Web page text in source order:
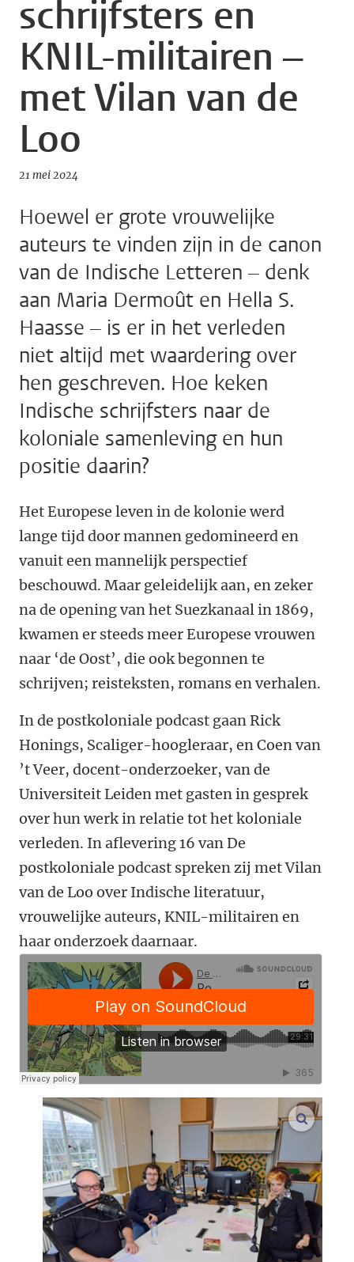
schrijfsters en
KNIL-militairen –
met Vilan van de
Loo
21 mei 2024
Hoewel er grote vrouwelijke
auteurs te vinden zijn in de canon
van de Indische Letteren – denk
aan Maria Dermoût en Hella S.
Haasse – is er in het verleden
niet altijd met waardering over
hen geschreven. Hoe keken
Indische schrijfsters naar de
koloniale samenleving en hun
positie daarin?
Het Europese leven in de kolonie werd
lange tijd door mannen gedomineerd en
vanuit een mannelijk perspectief
beschouwd. Maar geleidelijk aan, en zeker
na de opening van het Suezkanaal in 1869,
kwamen er steeds meer Europese vrouwen
naar ‘de Oost’, die ook begonnen te
schrijven; reisteksten, romans en verhalen.
In de postkoloniale podcast gaan Rick
Honings, Scaliger-hoogleraar, en Coen van
’t Veer, docent-onderzoeker, van de
Universiteit Leiden met gasten in gesprek
over hun werk in relatie tot het koloniale
verleden. In aflevering 16 van De
postkoloniale podcast spreken zij met Vilan
van de Loo over Indische literatuur,
vrouwelijke auteurs, KNIL-militairen en
haar onderzoek daarnaar.